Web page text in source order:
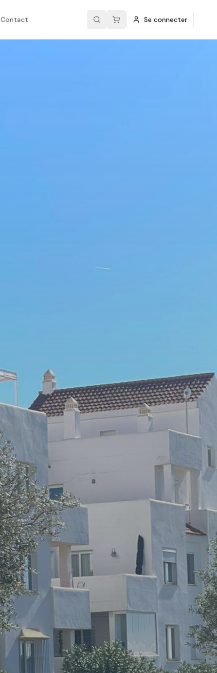
Contact Se connecter